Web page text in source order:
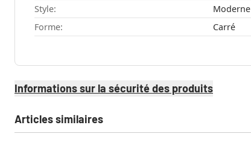
Style:
Moderne
Forme:
Carré
Informations sur la sécurité des produits
Articles similaires